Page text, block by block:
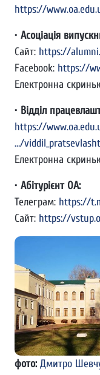
https://
• Асоціація
Сайт: https://
Facebook: https://
Електронна
• Відділ
https://
…/
Електронна
• Абітурієнт ОА:
Телеграм: https://
Сайт: https://
фото: Дмитро